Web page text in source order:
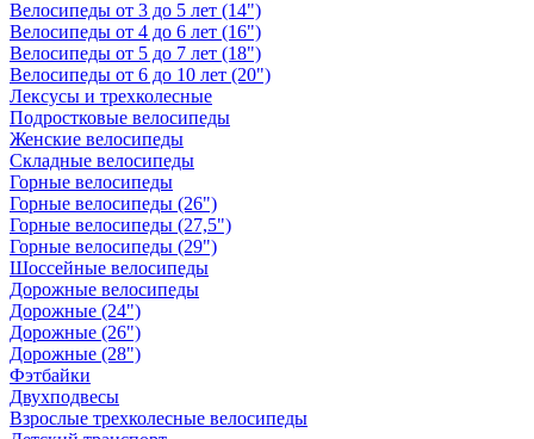
Велосипеды от 3 до 5 лет (14")
Велосипеды от 4 до 6 лет (16")
Велосипеды от 5 до 7 лет (18")
Велосипеды от 6 до 10 лет (20")
Лексусы и трехколесные
Подростковые велосипеды
Женские велосипеды
Складные велосипеды
Горные велосипеды
Горные велосипеды (26")
Горные велосипеды (27,5")
Горные велосипеды (29")
Шоссейные велосипеды
Дорожные велосипеды
Дорожные (24")
Дорожные (26")
Дорожные (28")
Фэтбайки
Двухподвесы
Взрослые трехколесные велосипеды